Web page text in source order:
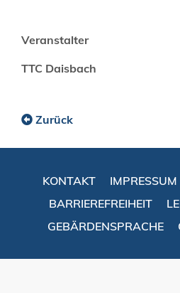
Veranstalter
TTC Daisbach
Zurück
KONTAKT IMPRESSUM
BARRIEREFREIHEIT
GEBÄRDENSPRACHE